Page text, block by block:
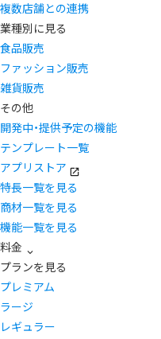
複数店舗との連携
業種別に見る
食品販売
ファッション販売
雑貨販売
その他
開発中・提供予定の機能
テンプレート一覧
アプリストア
特長一覧を見る
商材一覧を見る
機能一覧を見る
料金
プランを見る
プレミアム
ラージ
レギュラー